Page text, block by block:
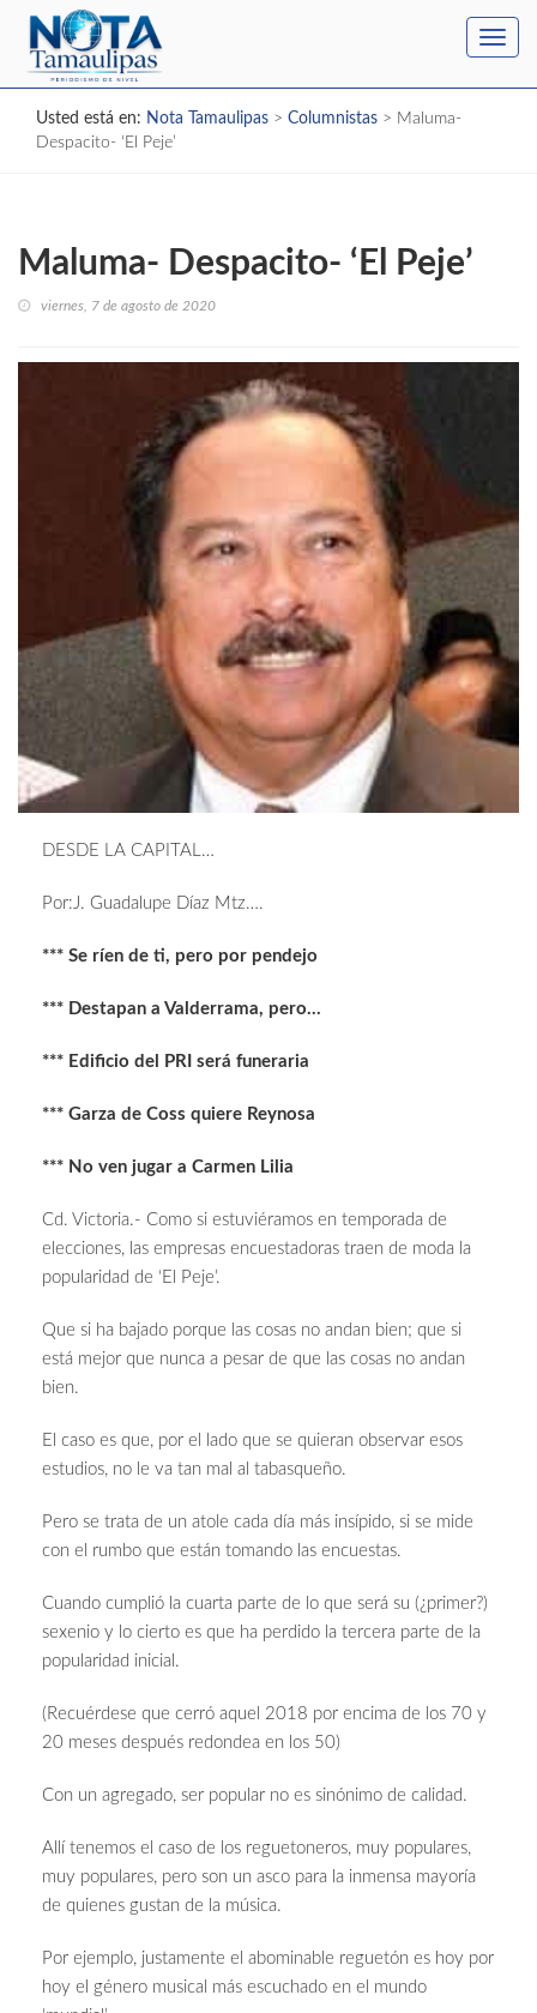
Usted está en: Nota Tamaulipas > Columnistas > Maluma-
Despacito- ‘El Peje’
Maluma- Despacito- ‘El Peje’
viernes, 7 de agosto de 2020
DESDE LA CAPITAL…
Por:J. Guadalupe Díaz Mtz….
*** Se ríen de ti, pero por pendejo
*** Destapan a Valderrama, pero…
*** Edificio del PRI será funeraria
*** Garza de Coss quiere Reynosa
*** No ven jugar a Carmen Lilia
Cd. Victoria.- Como si estuviéramos en temporada de
elecciones, las empresas encuestadoras traen de moda la
popularidad de ‘El Peje’.
Que si ha bajado porque las cosas no andan bien; que si
está mejor que nunca a pesar de que las cosas no andan
bien.
El caso es que, por el lado que se quieran observar esos
estudios, no le va tan mal al tabasqueño.
Pero se trata de un atole cada día más insípido, si se mide
con el rumbo que están tomando las encuestas.
Cuando cumplió la cuarta parte de lo que será su (¿primer?)
sexenio y lo cierto es que ha perdido la tercera parte de la
popularidad inicial.
(Recuérdese que cerró aquel 2018 por encima de los 70 y
20 meses después redondea en los 50)
Con un agregado, ser popular no es sinónimo de calidad.
Allí tenemos el caso de los reguetoneros, muy populares,
muy populares, pero son un asco para la inmensa mayoría
de quienes gustan de la música.
Por ejemplo, justamente el abominable reguetón es hoy por
hoy el género musical más escuchado en el mundo